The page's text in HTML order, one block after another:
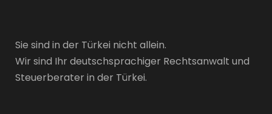
Sie sind in der Türkei nicht allein.
Wir sind Ihr deutschsprachiger Rechtsanwalt und
Steuerberater in der Türkei.